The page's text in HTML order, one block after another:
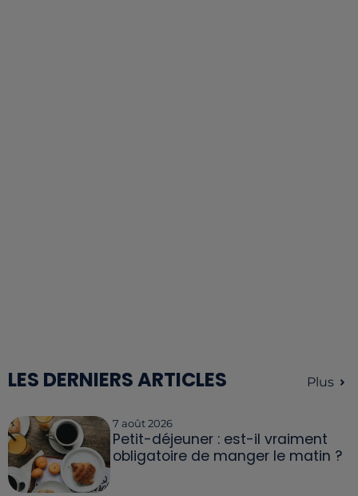
LES DERNIERS ARTICLES Plus
7 août 2026
Petit-déjeuner : est-il vraiment
obligatoire de manger le matin ?